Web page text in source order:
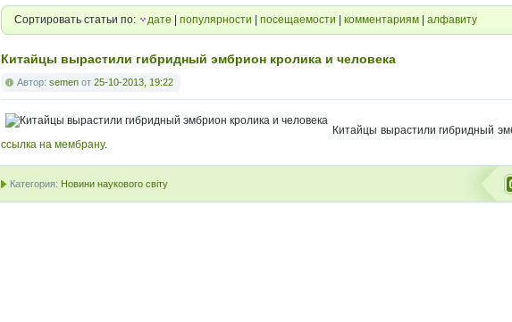
Сортировать статьи по: дате популярности посещаемости комментариям алфавиту
Китайцы вырастили гибридный эмбрион кролика и человека
Автор: semen от 25-10-2013, 19:22
Китайцы вырастили гибридный
ссылка на мембрану.
Категория: Новини наукового світу